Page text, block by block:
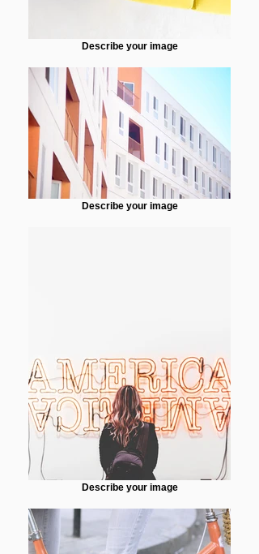
Describe your image
Describe your image
Describe your image